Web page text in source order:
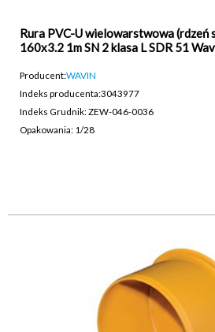
Rura PVC-U wielowarstwowa (rdzeń
160x3.2 1m SN 2 klasa L SDR 51
Producent:WAVIN
Indeks producenta:3043977
Indeks Grudnik: ZEW-046-0036
Opakowania: 1/28